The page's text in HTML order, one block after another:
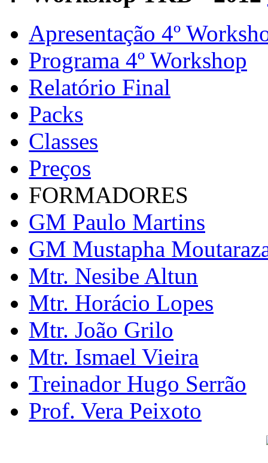
Apresentação 4º
Programa 4º Workshop
Relatório Final
Packs
Classes
Preços
FORMADORES
GM Paulo Martins
GM Mustapha
Mtr. Nesibe Altun
Mtr. Horácio Lopes
Mtr. João Grilo
Mtr. Ismael Vieira
Treinador Hugo Serrão
Prof. Vera Peixoto